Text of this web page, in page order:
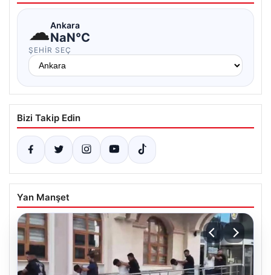
☁Ankara
NaN°C
ŞEHIR SEÇ
Bizi Takip Edin
Yan Manşet